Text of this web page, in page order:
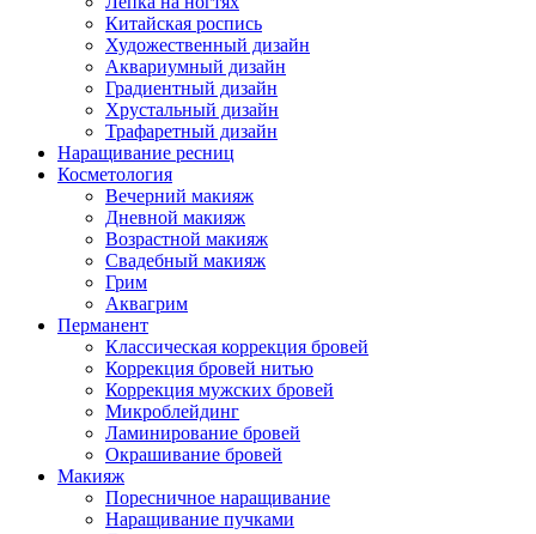
Китайская роспись
Художественный дизайн
Аквариумный дизайн
Градиентный дизайн
Хрустальный дизайн
Трафаретный дизайн
Наращивание ресниц
Косметология
Вечерний макияж
Дневной макияж
Возрастной макияж
Свадебный макияж
Грим
Аквагрим
Перманент
Классическая коррекция бровей
Коррекция бровей нитью
Коррекция мужских бровей
Микроблейдинг
Ламинирование бровей
Окрашивание бровей
Макияж
Поресничное наращивание
Наращивание пучками